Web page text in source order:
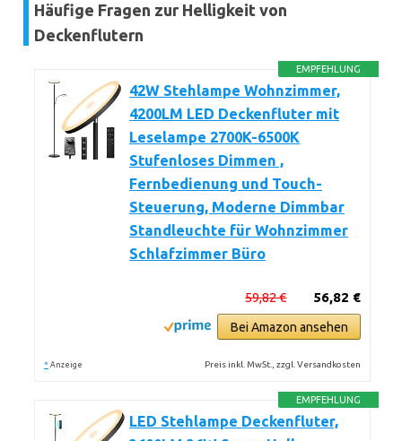
Häufige Fragen zur Helligkeit von
Deckenflutern
EMPFEHLUNG
42W Stehlampe Wohnzimmer,
4200LM LED Deckenfluter mit
Leselampe 2700K-6500K
Stufenloses Dimmen ,
Fernbedienung und Touch-
Steuerung, Moderne Dimmbar
Standleuchte für Wohnzimmer
Schlafzimmer Büro
56,82 €
59,82 €
Bei Amazon ansehen
* Anzeige Preis inkl. MwSt., zzgl. Versandkosten
EMPFEHLUNG
LED Stehlampe Deckenfluter,